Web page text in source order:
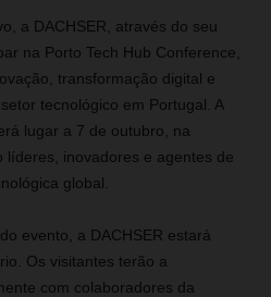
a DACHSER, através do seu
na Porto Tech Hub Conference,
transformação digital e
tecnológico em Portugal. A
lugar a 7 de outubro, na
líderes, inovadores e agentes de
global.
evento, a DACHSER estará
Os visitantes terão a
com colaboradores da